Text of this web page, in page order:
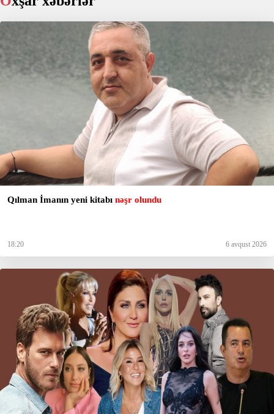
Qılman İmanın yeni kitabı nəşr olundu
18:20 6 avqust 2026